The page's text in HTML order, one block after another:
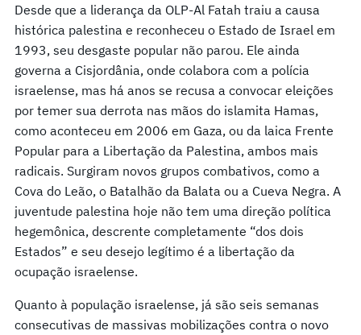
Desde que a liderança da OLP-Al Fatah traiu a causa
histórica palestina e reconheceu o Estado de Israel em
1993, seu desgaste popular não parou. Ele ainda
governa a Cisjordânia, onde colabora com a polícia
israelense, mas há anos se recusa a convocar eleições
por temer sua derrota nas mãos do islamita Hamas,
como aconteceu em 2006 em Gaza, ou da laica Frente
Popular para a Libertação da Palestina, ambos mais
radicais. Surgiram novos grupos combativos, como a
Cova do Leão, o Batalhão da Balata ou a Cueva Negra. A
juventude palestina hoje não tem uma direção política
hegemônica, descrente completamente “dos dois
Estados” e seu desejo legítimo é a libertação da
ocupação israelense.
Quanto à população israelense, já são seis semanas
consecutivas de massivas mobilizações contra o novo